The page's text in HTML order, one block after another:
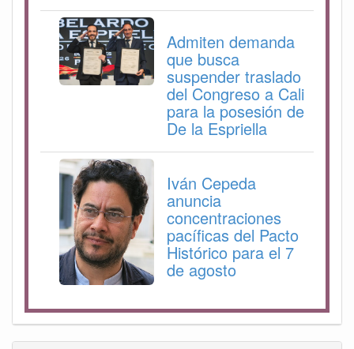
Admiten demanda
que busca
suspender traslado
del Congreso a Cali
para la posesión de
De la Espriella
Iván Cepeda
anuncia
concentraciones
pacíficas del Pacto
Histórico para el 7
de agosto